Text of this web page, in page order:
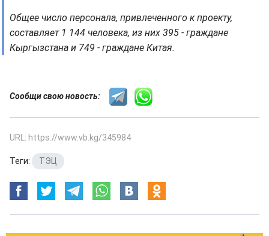
Общее число персонала, привлеченного к проекту,
составляет 1 144 человека, из них 395 - граждане
Кыргызстана и 749 - граждане Китая.
Сообщи свою новость:
URL: https://www.vb.kg/345984
Теги: ТЭЦ